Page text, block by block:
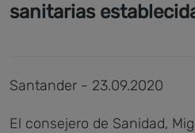
sanitarias
Santander - 23.09.2020
El consejero de Sanidad,